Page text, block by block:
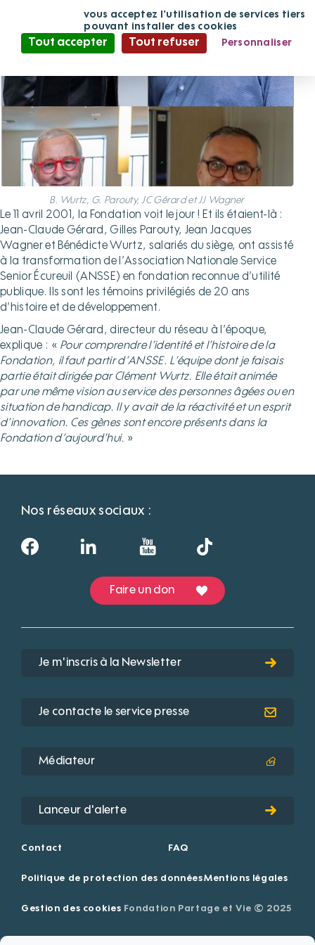
B. Wurtz, G. Parouty, JC Gérard et JJ Wagner
Le 11 avril 2001, la Fondation voit le jour ! Et ils étaient-là :
Jean-Claude Gérard, Gilles Parouty, Jean Jacques
Wagner et Bénédicte Wurtz, salariés du siège, ont assisté
à la transformation de l’Association Nationale Service
Senior Écureuil (ANSSE) en fondation reconnue d’utilité
publique. Ils sont les témoins privilégiés de 20 ans
d’histoire et de développement.
Jean-Claude Gérard, directeur du réseau à l’époque,
explique : « Pour comprendre l’identité et l’histoire de la
Fondation, il faut partir d’ANSSE. L’équipe dont je faisais
partie était dirigée par Clément Wurtz. Elle était animée
par une même vision au service des personnes âgées ou en
situation de handicap. Il y avait de la réactivité et un esprit
d’innovation. Ces gènes sont encore présents dans la
Fondation d’aujourd’hui. »
Nos réseaux sociaux :
Faire un don
Je m'inscris à la Newsletter
Je contacte le service presse
Médiateur
Lanceur d'alerte
Contact FAQ
Politique de protection des donnéesMentions légales
Gestion des cookies Fondation Partage et Vie © 2025
vous acceptez l'utilisation de services tiers
pouvant installer des cookies
Tout accepter Tout refuser
Personnaliser